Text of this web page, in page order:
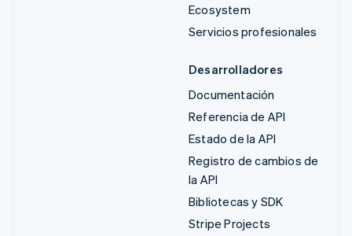
Ecosystem
Servicios profesionales
Desarrolladores
Documentación
Referencia de API
Estado de la API
Registro de cambios de
la API
Bibliotecas y SDK
Stripe Projects